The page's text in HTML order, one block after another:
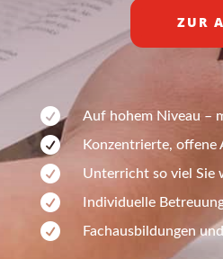
ZUR
 Auf hohem Niveau –
 Konzentrierte, offene
 Unterricht so viel Sie
 Individuelle
 Fachausbildungen